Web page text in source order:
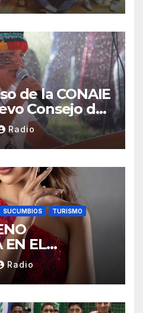
de la CONAIE
Consejo de
CONAIE 2025–
Radio
SUCUMBIOS TURISMO
EN EL
DEL
2025 EN
DE
Radio